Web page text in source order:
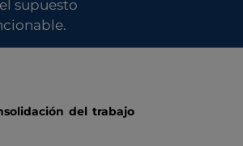
supuesto
del trabajo